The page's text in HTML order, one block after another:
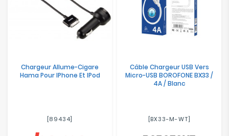
Chargeur Allume-Cigare
Hama Pour IPhone Et IPod
[89434]
Câble Chargeur USB Vers
Micro-USB BOROFONE BX33 /
4A / Blanc
[BX33-M-WT]